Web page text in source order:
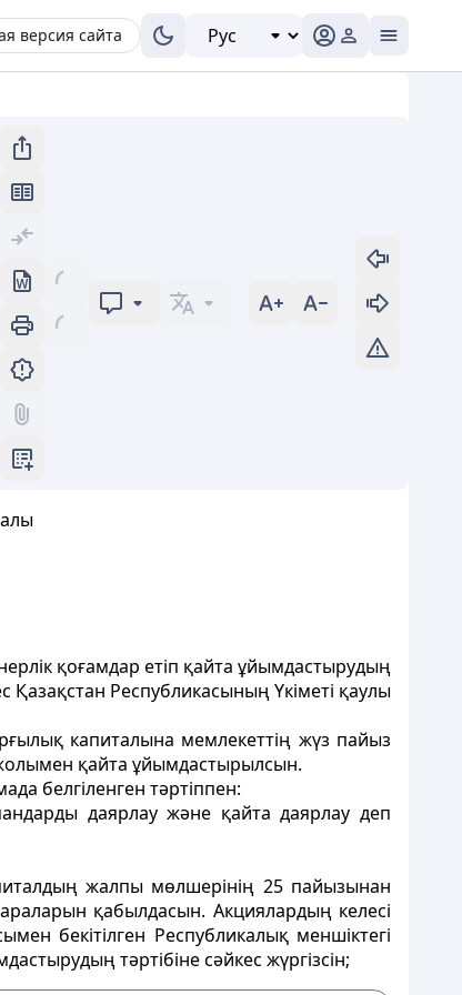
версия сайта
қоғамдар етіп қайта ұйымдастырудың
Қазақстан Республикасының Үкіметі қаулы
капиталына мемлекеттің жүз пайыз
қайта ұйымдастырылсын.
белгіленген тәртіппен:
даярлау және қайта даярлау деп
жалпы мөлшерінің 25 пайызынан
қабылдасын. Акциялардың келесі
бекітілген Республикалық меншіктегі
тәртібіне сәйкес жүргізсін;